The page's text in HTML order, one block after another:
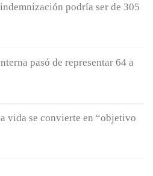
podría ser de 305
pasó de representar 64 a
vida se convierte en “objetivo